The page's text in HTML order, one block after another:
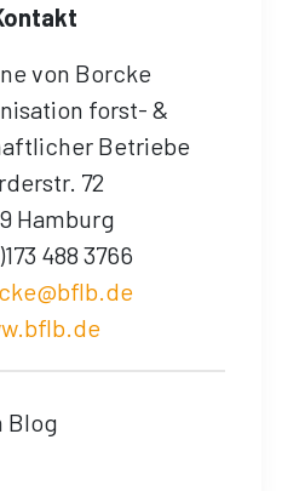
von Borcke
forst- &
Betriebe
72
Hamburg
488 3766
Blog